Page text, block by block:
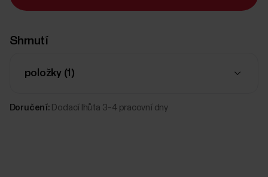
Shrnutí
položky (1 )
Doručení: Dodací lhůta 3–4 pracovní dny